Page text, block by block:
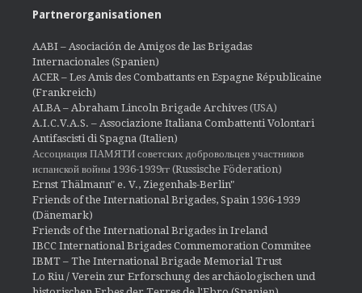
Partnerorganisationen
AABI – Asociación de Amigos de las Brigadas
Internacionales (Spanien)
ACER – Les Amis des Combattants en Espagne Républicaine
(Frankreich)
ALBA – Abraham Lincoln Brigade Archives (USA)
A.I.C.V.A.S. – Associazione Italiana Combattenti Volontari
Antifascisti di Spagna (Italien)
Ассоциация ПАМЯТИ советских добровольцев участников
испанской войны 1936-1939гг (Russische Föderation)
Ernst Thälmann" e. V., Ziegenhals-Berlin"
Friends of the International Brigades, Spain 1936-1939
(Dänemark)
Friends of the International Brigades in Ireland
IBCC International Brigades Commemoration Commitee
IBMT – The International Brigade Memorial Trust
Lo Riu / Verein zur Erforschung des archäologischen und